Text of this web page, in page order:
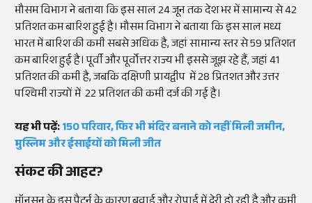
मौसम विभाग ने बताया कि इस साल 24 जून तक देश भर में सामान्य से 42
प्रतिशत कम बारिश हुई है। मौसम विभाग ने बताया कि इस साल मध्य
भारत में बारिश की कमी सबसे अधिक है, जहां सामान्य स्तर से 59 प्रतिशत
कम बारिश हुई है। पूर्वी और पूर्वोत्तर राज्य भी इससे जूझ रहे हैं, जहां 41
प्रतिशत की कमी है, जबकि दक्षिणी प्रायद्वीप में 28 प्रितशत और उत्तर
पश्चिमी राज्यों में 22 प्रतिशत की कमी दर्ज की गई है।
यह भी पढ़ें:150 परिवार, फिर भी मंदिर बनाने को नहीं मिली जमीन,
मुस्लिम और ईसाईयों को मिली जीत
संकट की आहट?